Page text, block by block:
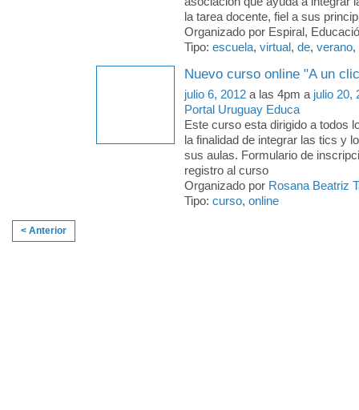
la tarea docente, fiel a sus
Organizado por Espiral,
Tipo: escuela, virtual, de, verano,
Nuevo curso online "A un
julio 6, 2012 a las 4pm a julio 20,
Portal Uruguay Educa
Este curso esta dirigido a todos
la finalidad de integrar las tics y
sus aulas. Formulario de
registro al curso
Organizado por Rosana Beatriz
Tipo: curso, online
< Anterior